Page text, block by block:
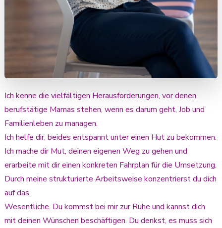
Ich kenne die vielfältigen Herausforderungen, vor denen
berufstätige Mamas stehen, wenn es darum geht, Job und
Familienleben zu managen.
Ich helfe dir, beides entspannt unter einen Hut zu bekommen.
Ich mache dir Mut, deinen eigenen Weg zu gehen und
erarbeite mit dir einen konkreten Fahrplan für die Umsetzung.
Durch meine strukturierte Arbeitsweise konzentrierst du dich
auf das
Wesentliche. Du kommst bei mir zur Ruhe und kannst dich
mit deinen Wünschen beschäftigen. Du denkst, es muss sich